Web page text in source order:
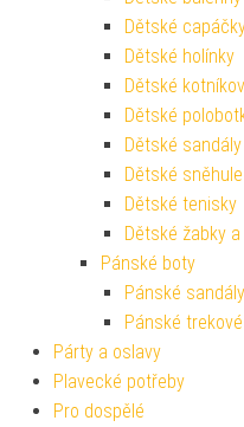
Dětské
Dětské holínky
Dětské
Dětské
Dětské sandály
Dětské sněhule
Dětské tenisky
Dětské žabky
Pánské boty
Pánské sandály
Pánské
Párty a oslavy
Plavecké potřeby
Pro dospělé